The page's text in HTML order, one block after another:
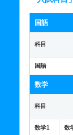
国語
科目
国語
数学
科目
数学1 数